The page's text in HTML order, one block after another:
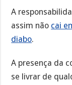
A
assim não cai
diabo.
A presença da
se livrar de